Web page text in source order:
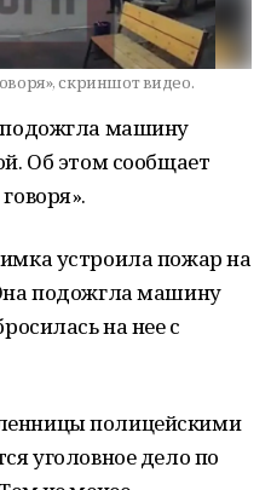
скриншот видео.
машину
Об этом сообщает
устроила пожар на
подожгла машину
на нее с
полицейскими
уголовное дело по